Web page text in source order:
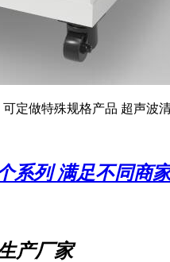
定做特殊规格产品 超声波
系列 满足不同商
产厂家